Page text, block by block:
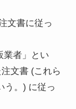
文書に従っ
者」とい
文書 (これら
う。) に従っ